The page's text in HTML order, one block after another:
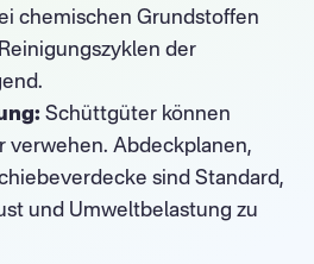
chemischen Grundstoffen
der
Schüttgüter können
verwehen. Abdeckplanen,
sind Standard,
und Umweltbelastung zu